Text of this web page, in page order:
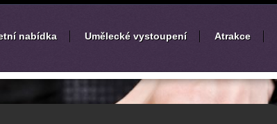
nabídka Umělecké vystoupení Atrakce